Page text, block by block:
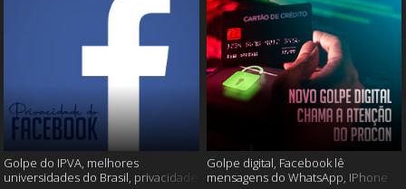
Golpe do IPVA, melhores
universidades do Brasil, privacidade
Golpe digital, Facebook lê
mensagens do WhatsApp, IPhone